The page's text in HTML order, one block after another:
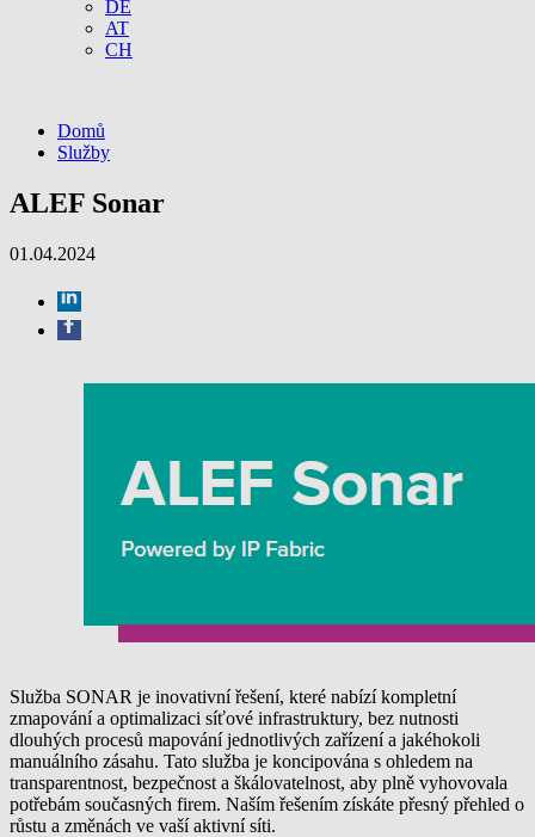
DE
AT
CH
Domů
Služby
ALEF Sonar
01.04.2024
Služba SONAR je inovativní řešení, které nabízí kompletní
zmapování a optimalizaci síťové infrastruktury, bez nutnosti
dlouhých procesů mapování jednotlivých zařízení a jakéhokoli
manuálního zásahu. Tato služba je koncipována s ohledem na
transparentnost, bezpečnost a škálovatelnost, aby plně vyhovovala
potřebám současných firem. Naším řešením získáte přesný přehled o
růstu a změnách ve vaší aktivní síti.